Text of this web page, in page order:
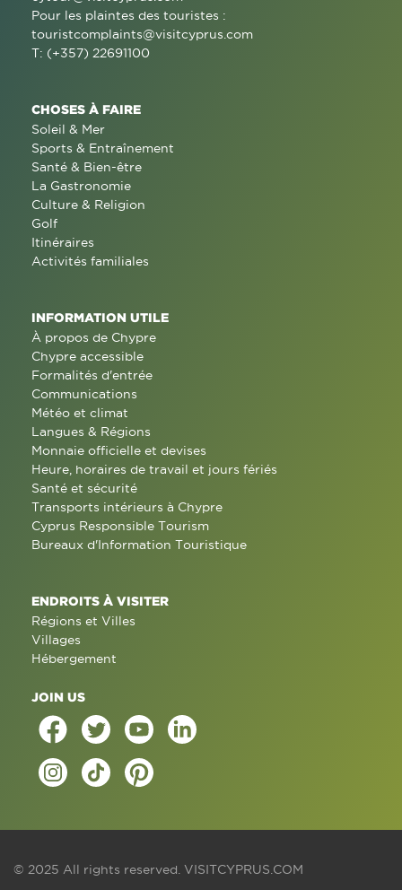
Pour les plaintes des touristes :
touristcomplaints@visitcyprus.com
T: (+357) 22691100
CHOSES À FAIRE
Soleil & Mer
Sports & Entraînement
Santé & Bien-être
La Gastronomie
Culture & Religion
Golf
Itinéraires
Activités familiales
INFORMATION UTILE
À propos de Chypre
Chypre accessible
Formalités d'entrée
Communications
Météo et climat
Langues & Régions
Monnaie officielle et devises
Heure, horaires de travail et jours fériés
Santé et sécurité
Transports intérieurs à Chypre
Cyprus Responsible Tourism
Bureaux d'Information Touristique
ENDROITS À VISITER
Régions et Villes
Villages
Hébergement
JOIN US
© 2025 All rights reserved. VISITCYPRUS.COM